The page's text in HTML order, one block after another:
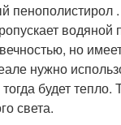
пенополистирол .
водяной
но
нужно
будет тепло.
света.